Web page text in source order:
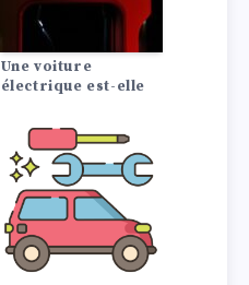
Une voiture
électrique est-elle
comparaison avec
les moteurs à
combustion